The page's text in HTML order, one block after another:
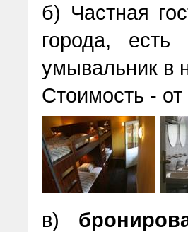
б) Частная
города,
умывальник в
Стоимость - от
в)